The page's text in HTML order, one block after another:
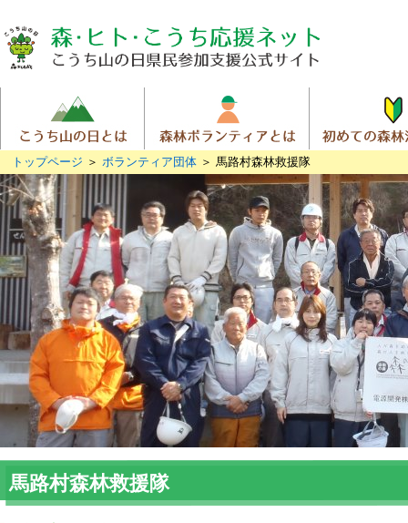
トップページ ＞ボランティア団体 ＞ 馬路村森林救援隊
馬路村森林救援隊